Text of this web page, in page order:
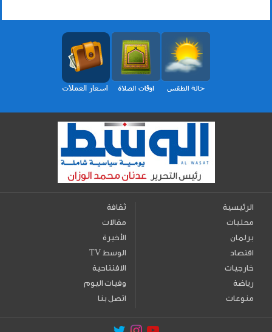
الرئيسية
محليات
برلمان
اقتصاد
خارجيات
رياضة
منوعات
ثقافة
مقالات
الأخيرة
TV الوسط
الافتتاحية
وفيات اليوم
اتصل بنا